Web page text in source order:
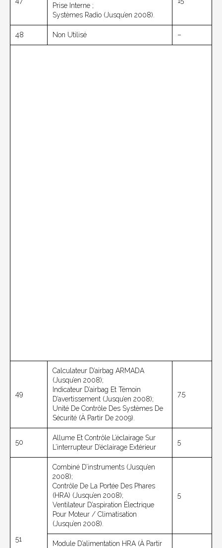
Prise Interne ;
Systèmes Radio (jusqu’en 2008).
48 Non Utilisé –
49
Calculateur D’airbag ARMADA
(jusqu’en 2008);
Indicateur D’airbag Et Témoin
D’avertissement (jusqu’en 2008);
Unité De Contrôle Des Systèmes De
Sécurité (à Partir De 2009).
7.5
50
Allume Et Contrôle L’éclairage Sur
L’interrupteur D’éclairage Extérieur
5
51
Combiné D’instruments (jusqu’en
2008);
Contrôle De La Portée Des Phares
(HRA) (jusqu’en 2008);
Ventilateur D’aspiration Électrique
Pour Moteur / Climatisation
(jusqu’en 2008).
5
Module D’alimentation HRA (à Partir